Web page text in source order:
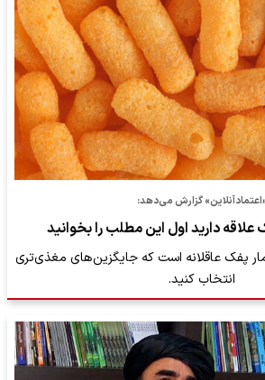
گزارش می‌دهد:
علاقه دارید اول این مطلب را بخوانید
پفک عاقلانه است که جایگزین‌های مغذی‌تری
انتخاب کنید.